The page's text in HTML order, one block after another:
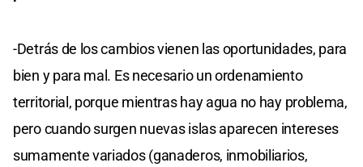
-Detrás de los cambios vienen las oportunidades, para
bien y para mal. Es necesario un ordenamiento
territorial, porque mientras hay agua no hay problema,
pero cuando surgen nuevas islas aparecen intereses
sumamente variados (ganaderos, inmobiliarios,